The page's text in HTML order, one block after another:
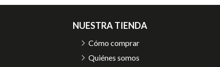
NUESTRA TIENDA
Cómo comprar
Quiénes somos